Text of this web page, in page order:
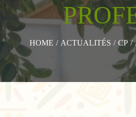
HOME / ACTUALITÉS / CP /